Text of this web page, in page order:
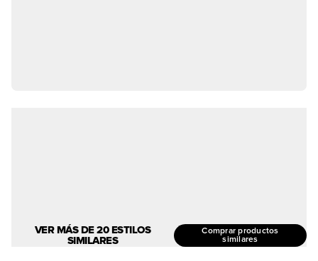
VER MÁS DE 20 ESTILOS
SIMILARES
Comprar productos
similares